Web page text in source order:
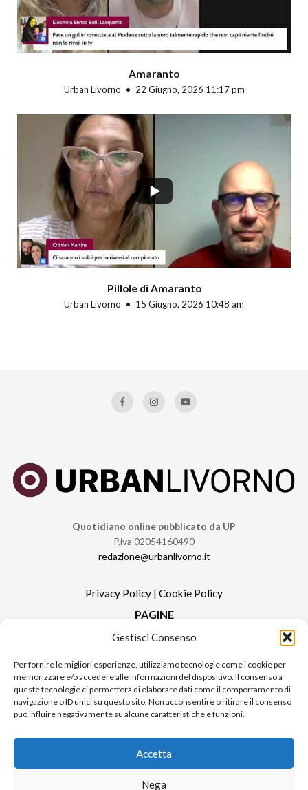
Gestisci Consenso
Per fornire le migliori esperienze, utilizziamo tecnologie come i cookie per
memorizzare e/o accedere alle informazioni del dispositivo. Il consenso a
queste tecnologie ci permetterà di elaborare dati come il comportamento di
navigazione o ID unici su questo sito. Non acconsentire o ritirare il consenso
può influire negativamente su alcune caratteristiche e funzioni.
Accetta
Nega
Amaranto
Urban Livorno 22 Giugno, 2026 11:17 pm
Pillole di Amaranto
Urban Livorno 15 Giugno, 2026 10:48 am
Quotidiano online pubblicato da UP
P.iva 02054160490
redazione@urbanlivorno.it
Privacy Policy | Cookie Policy
PAGINE
Redazione
Contatti
Pubblicità
Sitemap
RUBRICHE
Urban Video